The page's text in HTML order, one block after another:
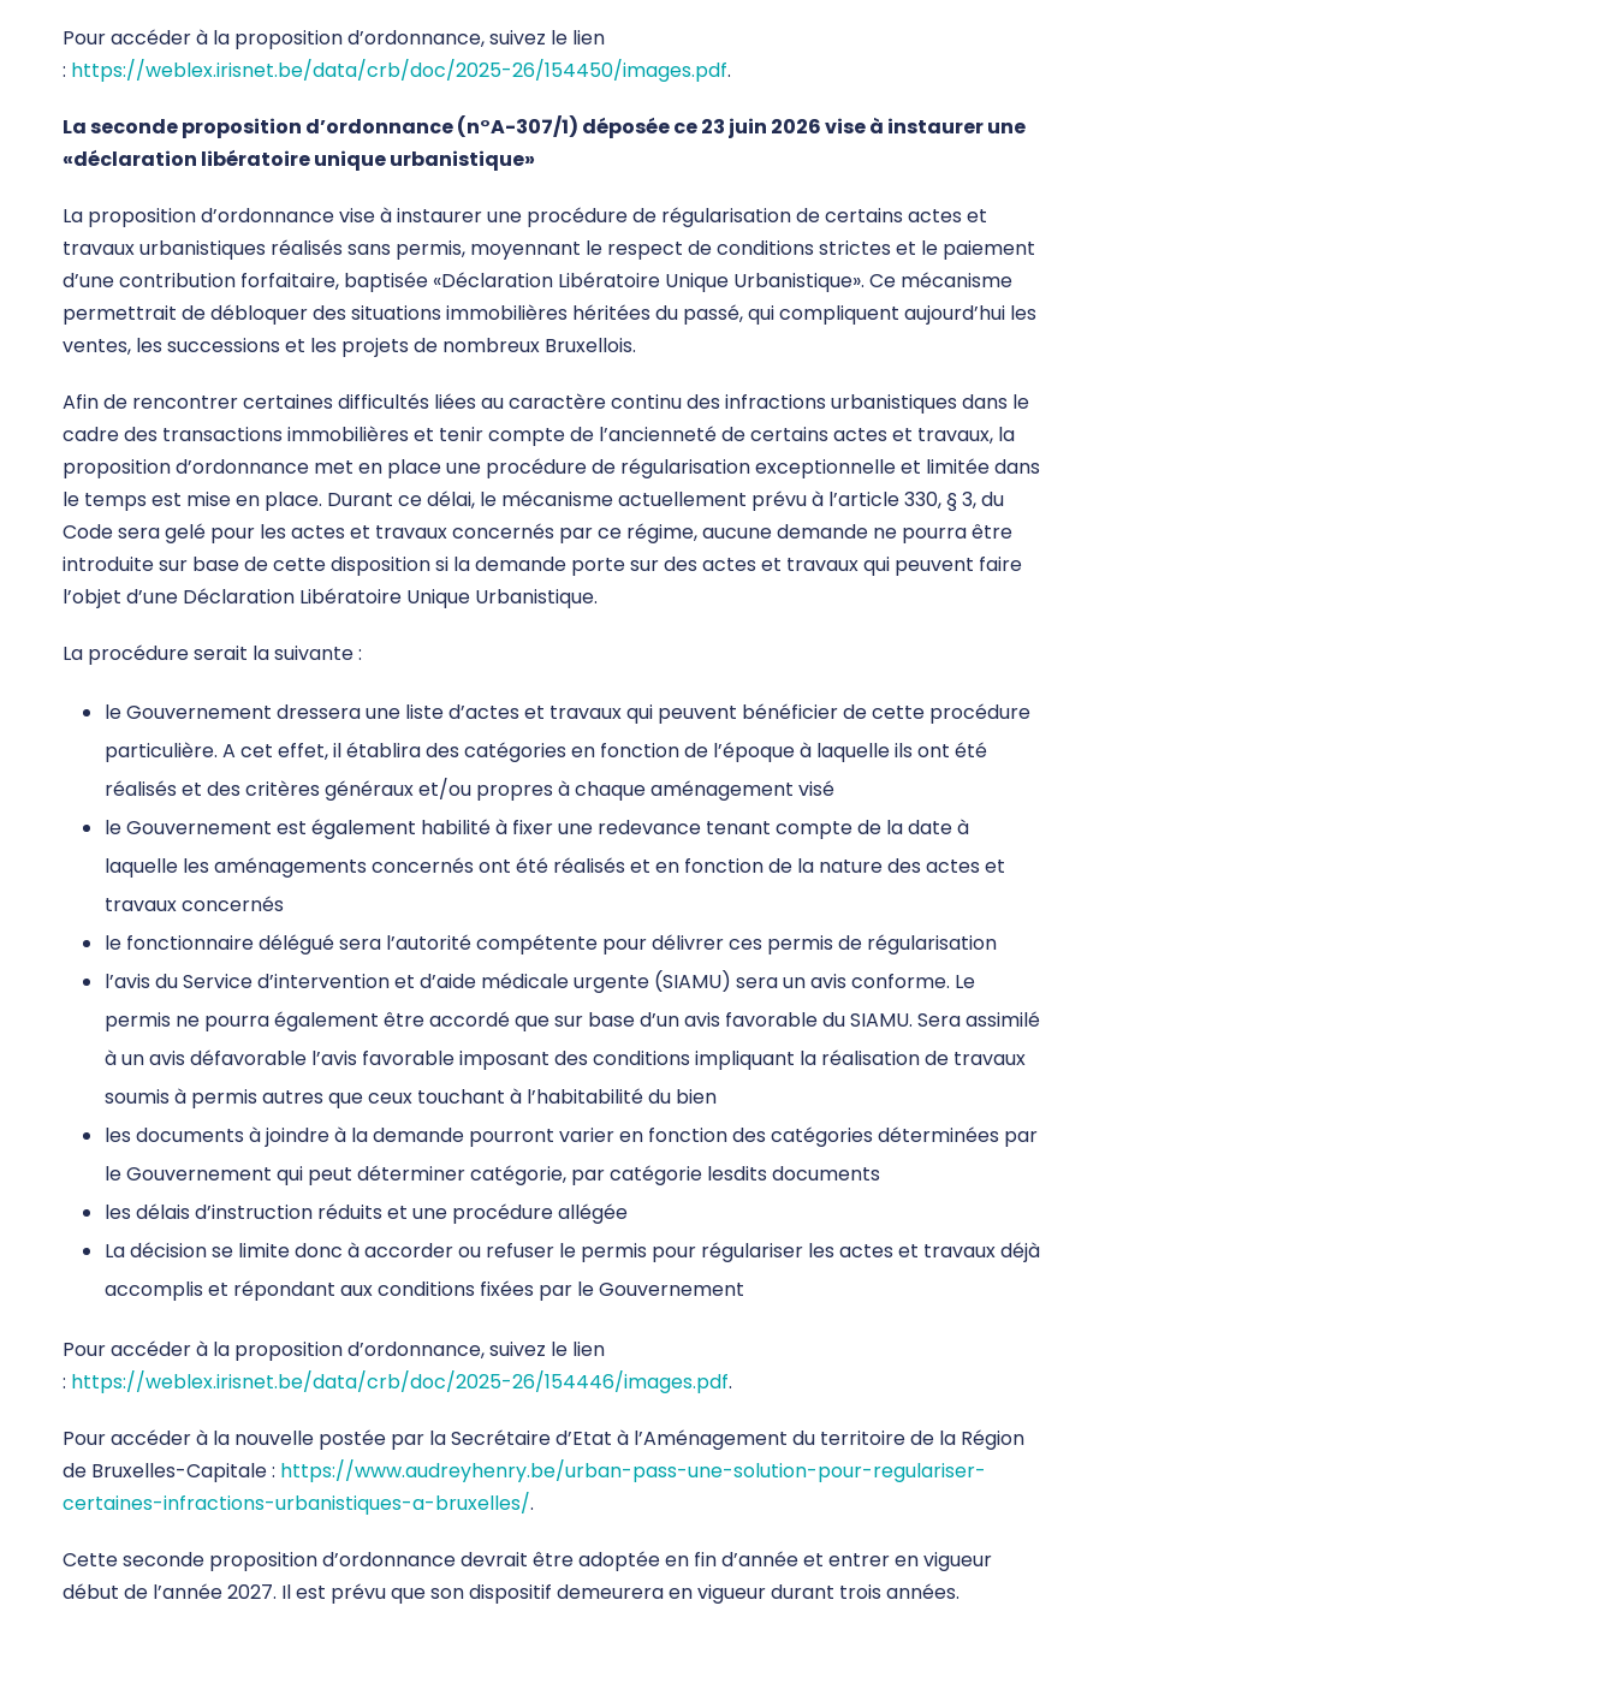
Pour accéder à la proposition d’ordonnance, suivez le lien
: https://weblex.irisnet.be/data/crb/doc/2025-26/154450/images.pdf.
La seconde proposition d’ordonnance (n°A-307/1) déposée ce 23 juin 2026 vise à instaurer une
«déclaration libératoire unique urbanistique»
La proposition d’ordonnance vise à instaurer une procédure de régularisation de certains actes et
travaux urbanistiques réalisés sans permis, moyennant le respect de conditions strictes et le paiement
d’une contribution forfaitaire, baptisée «Déclaration Libératoire Unique Urbanistique». Ce mécanisme
permettrait de débloquer des situations immobilières héritées du passé, qui compliquent aujourd’hui les
ventes, les successions et les projets de nombreux Bruxellois.
Afin de rencontrer certaines difficultés liées au caractère continu des infractions urbanistiques dans le
cadre des transactions immobilières et tenir compte de l’ancienneté de certains actes et travaux, la
proposition d’ordonnance met en place une procédure de régularisation exceptionnelle et limitée dans
le temps est mise en place. Durant ce délai, le mécanisme actuellement prévu à l’article 330, § 3, du
Code sera gelé pour les actes et travaux concernés par ce régime, aucune demande ne pourra être
introduite sur base de cette disposition si la demande porte sur des actes et travaux qui peuvent faire
l’objet d’une Déclaration Libératoire Unique Urbanistique.
La procédure serait la suivante :
le Gouvernement dressera une liste d’actes et travaux qui peuvent bénéficier de cette procédure
particulière. A cet effet, il établira des catégories en fonction de l’époque à laquelle ils ont été
réalisés et des critères généraux et/ou propres à chaque aménagement visé
le Gouvernement est également habilité à fixer une redevance tenant compte de la date à
laquelle les aménagements concernés ont été réalisés et en fonction de la nature des actes et
travaux concernés
le fonctionnaire délégué sera l’autorité compétente pour délivrer ces permis de régularisation
l’avis du Service d’intervention et d’aide médicale urgente (SIAMU) sera un avis conforme. Le
permis ne pourra également être accordé que sur base d’un avis favorable du SIAMU. Sera assimilé
à un avis défavorable l’avis favorable imposant des conditions impliquant la réalisation de travaux
soumis à permis autres que ceux touchant à l’habitabilité du bien
les documents à joindre à la demande pourront varier en fonction des catégories déterminées par
le Gouvernement qui peut déterminer catégorie, par catégorie lesdits documents
les délais d’instruction réduits et une procédure allégée
La décision se limite donc à accorder ou refuser le permis pour régulariser les actes et travaux déjà
accomplis et répondant aux conditions fixées par le Gouvernement
Pour accéder à la proposition d’ordonnance, suivez le lien
: https://weblex.irisnet.be/data/crb/doc/2025-26/154446/images.pdf.
Pour accéder à la nouvelle postée par la Secrétaire d’Etat à l’Aménagement du territoire de la Région
de Bruxelles-Capitale : https://www.audreyhenry.be/urban-pass-une-solution-pour-regulariser-
certaines-infractions-urbanistiques-a-bruxelles/.
Cette seconde proposition d’ordonnance devrait être adoptée en fin d’année et entrer en vigueur
début de l’année 2027. Il est prévu que son dispositif demeurera en vigueur durant trois années.